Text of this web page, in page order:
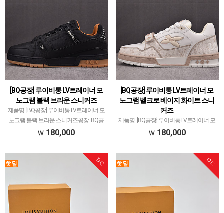
[BQ공장] 루이비통 LV트레이너 모
노그램 블랙 브라운 스니커즈
제품명 :[BQ공장] 루이비통 LV트레이너 모
노그램 블랙 브라운 스니커즈공장 :BQ공
장​럭셔리 계열 스니커즈는 메이저 공장에
180,000
[BQ공장] 루이비통 LV트레이너 모
노그램 벨크로 베이지 화이트 스니
커즈
제품명 :[BQ공장] 루이비통 LV트레이너 모
노그램 벨크로 베이지 화이트 스니커즈공
다.그래서 전문적으로 취급하는 공장과제
180,000
DC DC